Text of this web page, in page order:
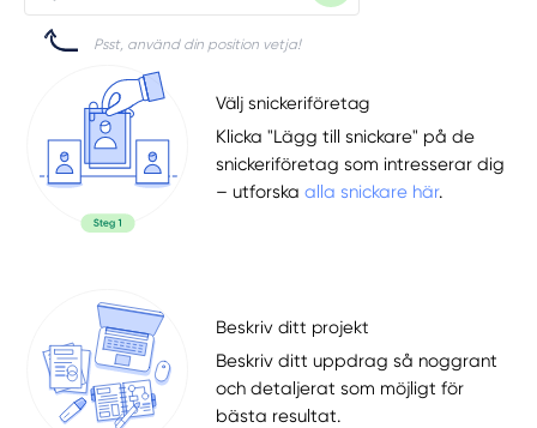
Psst, använd din position vetja!
Välj snickeriföretag
Klicka "Lägg till snickare" på de
snickeriföretag som intresserar dig
– utforskaalla snickare här.
Beskriv ditt projekt
Beskriv ditt uppdrag så noggrant
och detaljerat som möjligt för
bästa resultat.